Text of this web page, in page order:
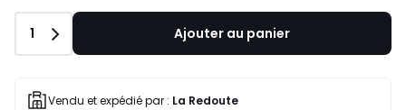
Quantité
1 Ajouter au panier
Vendu et expédié par : La Redoute